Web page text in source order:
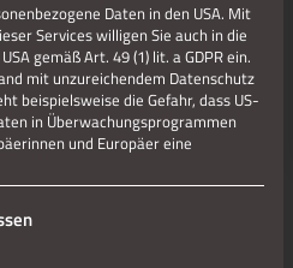
teilen
Daten in den USA. Mit
Services willigen Sie auch in die
gemäß Art. 49 (1) lit. a GDPR ein.
mit unzureichendem Datenschutz
beispielsweise die Gefahr, dass US-
in Überwachungsprogrammen
und Europäer eine
Gruppen, für die eine